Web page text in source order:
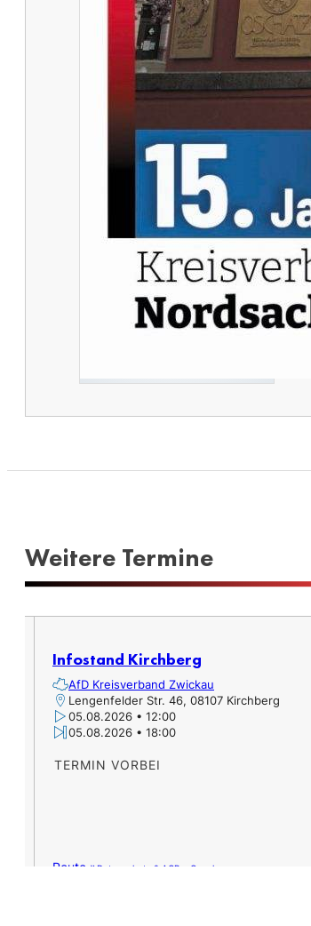
Weitere Termine​
Infostand Kirchberg
AfD Kreisverband Zwickau
Lengenfelder Str. 46, 08107 Kirchberg
05.08.2026 • 12:00
05.08.2026 • 18:00
TERMIN VORBEI
Route »Datenschutz & AGB – Google